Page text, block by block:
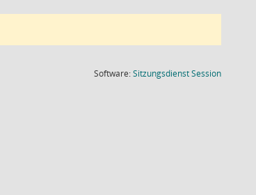
Software:SitzungsdienstSession(Wird in